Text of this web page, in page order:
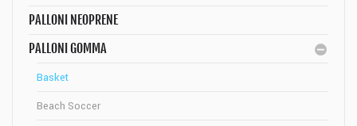
PALLONI NEOPRENE
PALLONI GOMMA
Basket
Beach Soccer